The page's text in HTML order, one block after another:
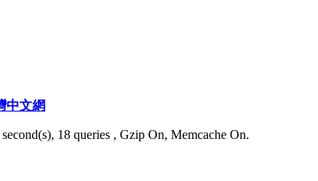
中文網
18 queries , Gzip On, Memcache On.